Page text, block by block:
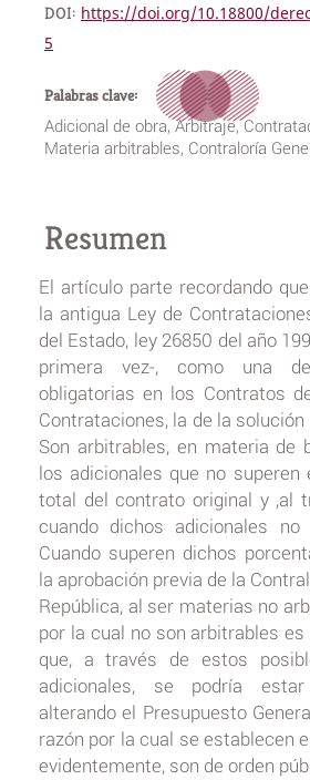
DOI: https://doi.org/10.18800/
5
Palabras clave:
Adicional de obra, Arbitraje,
Materia arbitrables, Contraloría
Resumen
El artículo parte recordando
la antigua Ley de
del Estado, ley 26850 del año
primera vez-, como una
obligatorias en los Contratos
Contrataciones, la de la
Son arbitrables, en materia de
los adicionales que no superen
total del contrato original y ,al
cuando dichos adicionales no
Cuando superen dichos
la aprobación previa de la
República, al ser materias no
por la cual no son arbitrables
que, a través de estos
adicionales, se podría
alterando el Presupuesto
razón por la cual se establecen
evidentemente, son de orden